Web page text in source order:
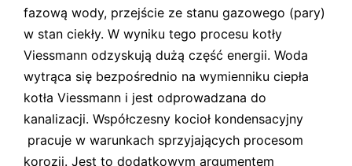
fazową wody, przejście ze stanu gazowego (pary)
w stan ciekły. W wyniku tego procesu kotły
Viessmann odzyskują dużą część energii. Woda
wytrąca się bezpośrednio na wymienniku ciepła
kotła Viessmann i jest odprowadzana do
kanalizacji. Współczesny kocioł kondensacyjny
pracuje w warunkach sprzyjających procesom
korozji. Jest to dodatkowym argumentem